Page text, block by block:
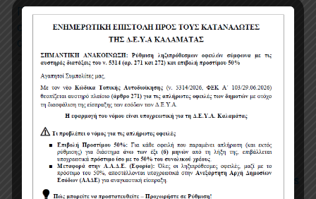
Προσωρινές ρυθμίσεις κυκλοφορίας και
στάθμευσης για την εκτέλεση εργασιών
αντικατάστασης τμημάτων δικτύου ύδρευσης
24/04/2026
Πολιτική χρήσης cookies